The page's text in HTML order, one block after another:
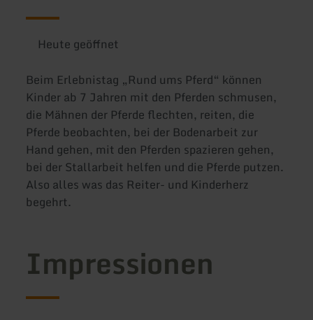
Heute geöffnet
Beim Erlebnistag „Rund ums Pferd“ können
Kinder ab 7 Jahren mit den Pferden schmusen,
die Mähnen der Pferde flechten, reiten, die
Pferde beobachten, bei der Bodenarbeit zur
Hand gehen, mit den Pferden spazieren gehen,
bei der Stallarbeit helfen und die Pferde putzen.
Also alles was das Reiter- und Kinderherz
begehrt.
Impressionen